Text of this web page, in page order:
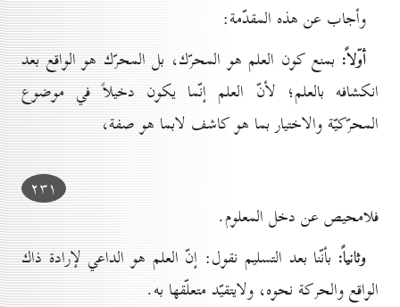
وأجاب عن هذه المقدّمة:
أوّلاً: بمنع كون العلم هو المحرّك، بل المحرّك هو الواقع بعد
انكشافه بالعلم؛ لأنّ العلم إنّما يكون دخيلاً في موضوع
المحرّكيّة والاختيار بما هو كاشف لابما هو صفة،
۲۳۱
فلامحيص عن دخل المعلوم.
وثانياً: بأنّنا بعد التسليم نقول: إنّ العلم هو الداعي لإرادة ذاك
الواقع والحركة نحوه، ولايتقيّد متعلّقها به.